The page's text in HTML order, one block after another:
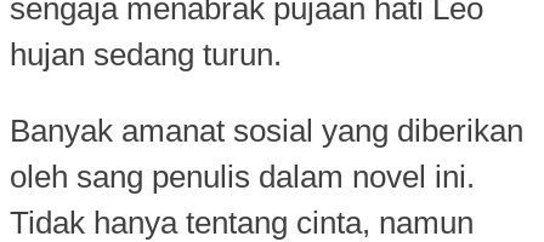
sengaja menabrak pujaan hati Leo
hujan sedang turun.
Banyak amanat sosial yang diberikan
oleh sang penulis dalam novel ini.
Tidak hanya tentang cinta, namun